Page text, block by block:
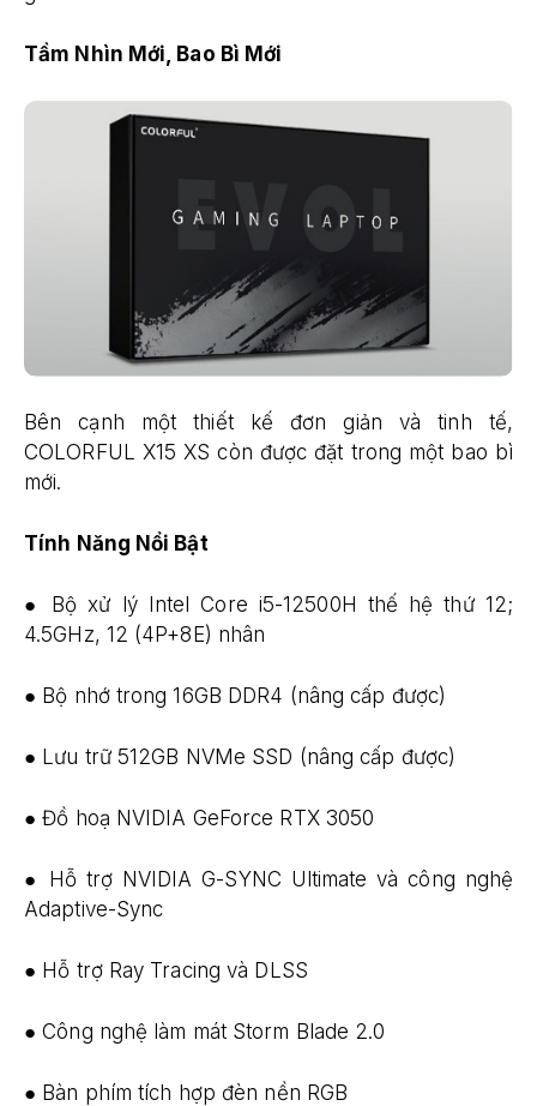
Tầm Nhìn Mới, Bao Bì Mới
Bên cạnh một thiết kế đơn giản và tinh tế,
COLORFUL X15 XS còn được đặt trong một bao bì
mới.
Tính Năng Nổi Bật
● Bộ xử lý Intel Core i5-12500H thế hệ thứ 12;
4.5GHz, 12 (4P+8E) nhân
● Bộ nhớ trong 16GB DDR4 (nâng cấp được)
● Lưu trữ 512GB NVMe SSD (nâng cấp được)
● Đồ hoạ NVIDIA GeForce RTX 3050
● Hỗ trợ NVIDIA G-SYNC Ultimate và công nghệ
Adaptive-Sync
● Hỗ trợ Ray Tracing và DLSS
● Công nghệ làm mát Storm Blade 2.0
● Bàn phím tích hợp đèn nền RGB